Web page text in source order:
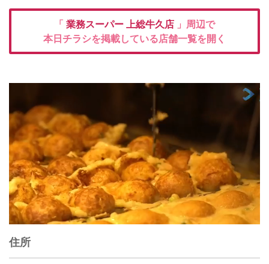
「 業務スーパー 上総牛久店 」周辺で
本日チラシを掲載している店舗一覧を開く
住所